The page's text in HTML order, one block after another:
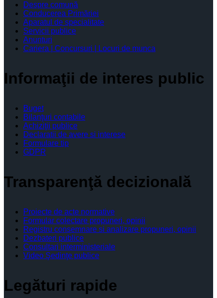
Despre comună
Conducerea Primăriei
Aparatul de specialitate
Servicii publice
Anunturi
Cariera | Concursuri | Locuri de munca
Informaţii de interes public
Buget
Bilanţuri contabile
Achiziţii publice
Declaratii de avere si interese
Formulare tip
GDPR
Transparenţă decizională
Proiecte de acte normative
Formular colectare propuneri, opinii
Registru consemnare si analizare propuneri, opinii
Dezbateri publice
Consultari interministeriale
Video Şedinţe publice
Legături rapide